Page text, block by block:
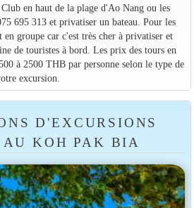
en haut de la plage d'Ao Nang ou les
695 313 et privatiser un bateau. Pour les
en groupe car c'est très cher à privatiser et
de touristes à bord. Les prix des tours en
à 2500 THB par personne selon le type de
excursion.
D'EXCURSIONS
KOH PAK BIA